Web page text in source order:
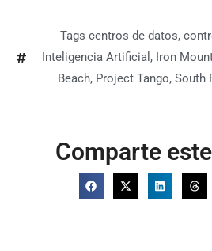
Tags centros de datos,
Inteligencia Artificial , Iron
Beach, Project Tango, South
Comparte